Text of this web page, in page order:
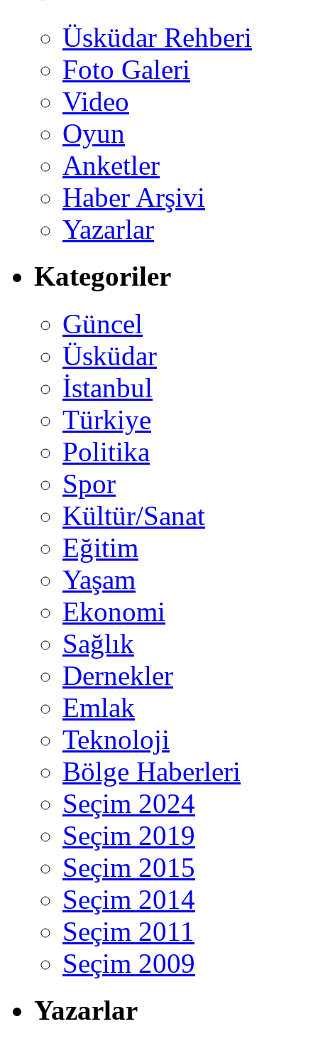
Üsküdar Rehberi
Foto Galeri
Video
Oyun
Anketler
Haber Arşivi
Yazarlar
Kategoriler
Güncel
Üsküdar
İstanbul
Türkiye
Politika
Spor
Kültür/Sanat
Eğitim
Yaşam
Ekonomi
Sağlık
Dernekler
Emlak
Teknoloji
Bölge Haberleri
Seçim 2024
Seçim 2019
Seçim 2015
Seçim 2014
Seçim 2011
Seçim 2009
Yazarlar